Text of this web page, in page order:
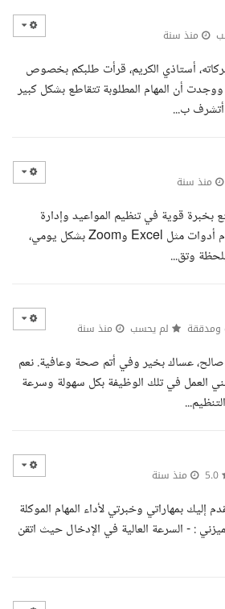
منذ سنة
أستاذي الكريم، قرأت طلبكم بخصوص
أن المهام المطلوبة تتقاطع بشكل كبير
أتشرف ب...
منذ سنة
بخبرة قوية في تنظيم المواعيد وإدارة
الوقت بكفاءة عالية. أستخدم أدوات مثل Excel وZoom بشكل يومي،
وتق...
ومدققة لم يحسب منذ سنة
عساك بخير وفي أتم صحة وعافية. نعم
العمل في تلك الوظيفة بكل سهولة وسرعة
منذ سنة
إليك بمهاراتي وخبرتي لأداء المهام الموكلة
: - السرعة العالية في الإدخال حيث اتقن